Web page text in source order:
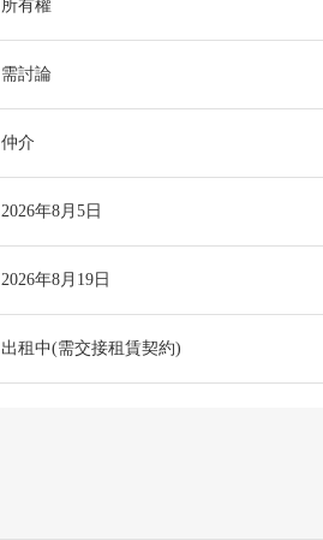
所有權
需討論
仲介
2026年8月5日
2026年8月19日
出租中(需交接租賃契約)